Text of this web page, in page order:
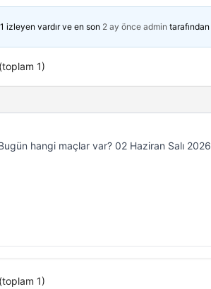
izleyen vardır ve en son 2 ay önce admin
1)
hangi maçlar var? 02 Haziran Salı
1)